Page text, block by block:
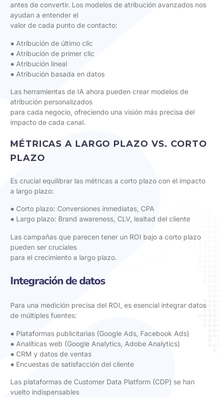
antes de convertir. Los modelos de atribución avanzados nos
ayudan a entender el
valor de cada punto de contacto:
● Atribución de último clic
● Atribución de primer clic
● Atribución lineal
● Atribución basada en datos
Las herramientas de IA ahora pueden crear modelos de
atribución personalizados
para cada negocio, ofreciendo una visión más precisa del
impacto de cada canal.
MÉTRICAS A LARGO PLAZO VS. CORTO
PLAZO
Es crucial equilibrar las métricas a corto plazo con el impacto
a largo plazo:
● Corto plazo: Conversiones inmediatas, CPA
● Largo plazo: Brand awareness, CLV, lealtad del cliente
Las campañas que parecen tener un ROI bajo a corto plazo
pueden ser cruciales
para el crecimiento a largo plazo.
Integración de datos
Para una medición precisa del ROI, es esencial integrar datos
de múltiples fuentes:
● Plataformas publicitarias (Google Ads, Facebook Ads)
● Analíticas web (Google Analytics, Adobe Analytics)
● CRM y datos de ventas
● Encuestas de satisfacción del cliente
Las plataformas de Customer Data Platform (CDP) se han
vuelto indispensables